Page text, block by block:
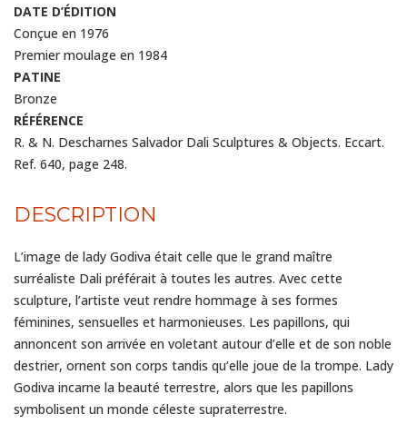
DATE D’ÉDITION
Conçue en 1976
Premier moulage en 1984
PATINE
Bronze
RÉFÉRENCE
R. & N. Descharnes Salvador Dali Sculptures & Objects. Eccart.
Ref. 640, page 248.
DESCRIPTION
L’image de lady Godiva était celle que le grand maître
surréaliste Dali préférait à toutes les autres. Avec cette
sculpture, l’artiste veut rendre hommage à ses formes
féminines, sensuelles et harmonieuses. Les papillons, qui
annoncent son arrivée en voletant autour d’elle et de son noble
destrier, ornent son corps tandis qu’elle joue de la trompe. Lady
Godiva incarne la beauté terrestre, alors que les papillons
symbolisent un monde céleste supraterrestre.